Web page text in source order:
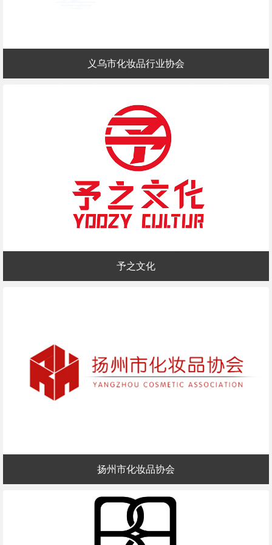
义乌市化妆品行业协会
予之文化
扬州市化妆品协会